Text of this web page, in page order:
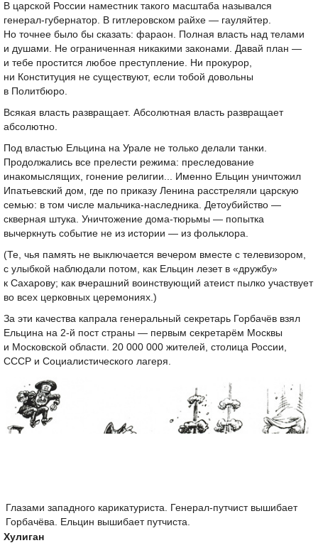
В царской России наместник такого масштаба назывался
генерал-губернатор. В гитлеровском райхе — гауляйтер.
Но точнее было бы сказать: фараон. Полная власть над телами
и душами. Не ограниченная никакими законами. Давай план —
и тебе простится любое преступление. Ни прокурор,
ни Конституция не существуют, если тобой довольны
в Политбюро.
Всякая власть развращает. Абсолютная власть развращает
абсолютно.
Под властью Ельцина на Урале не только делали танки.
Продолжались все прелести режима: преследование
инакомыслящих, гонение религии... Именно Ельцин уничтожил
Ипатьевский дом, где по приказу Ленина расстреляли царскую
семью: в том числе мальчика-наследника. Детоубийство —
скверная штука. Уничтожение дома-тюрьмы — попытка
вычеркнуть событие не из истории — из фольклора.
(Те, чья память не выключается вечером вместе с телевизором,
с улыбкой наблюдали потом, как Ельцин лезет в «дружбу»
к Сахарову; как вчерашний воинствующий атеист пылко участвует
во всех церковных церемониях.)
За эти качества капрала генеральный секретарь Горбачёв взял
Ельцина на 2-й пост страны — первым секретарём Москвы
и Московской области. 20 000 000 жителей, столица России,
СССР и Социалистического лагеря.
Глазами западного карикатуриста. Генерал-путчист вышибает
Горбачёва. Ельцин вышибает путчиста.
Хулиган